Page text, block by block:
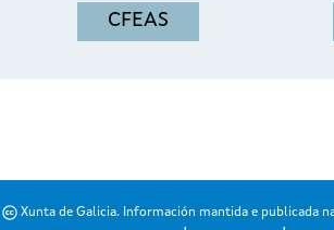
CFEAS
Xunta de Galicia. Información mantida e publicada